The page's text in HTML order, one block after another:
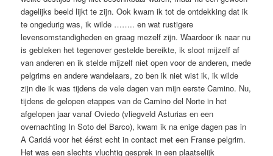
dagelijks beeld lijkt te zijn. Ook kwam ik tot de ontdekking dat ik
te ongedurig was, ik wilde …….. en wat rustigere
levensomstandigheden en graag mezelf zijn. Waardoor ik naar nu
is gebleken het tegenover gestelde bereikte, ik sloot mijzelf af
van anderen en ik stelde mijzelf niet open voor de anderen, mede
pelgrims en andere wandelaars, zo ben ik niet wist ik, ik wilde
zijn die ik was tijdens de vele dagen van mijn eerste Camino. Nu,
tijdens de gelopen etappes van de Camino del Norte in het
afgelopen jaar vanaf Oviedo (vliegveld Asturias en een
overnachting In Soto del Barco), kwam ik na enige dagen pas in
A Caridá voor het éérst echt in contact met een Franse pelgrim.
Het was een slechts vluchtig gesprek in een plaatselijk